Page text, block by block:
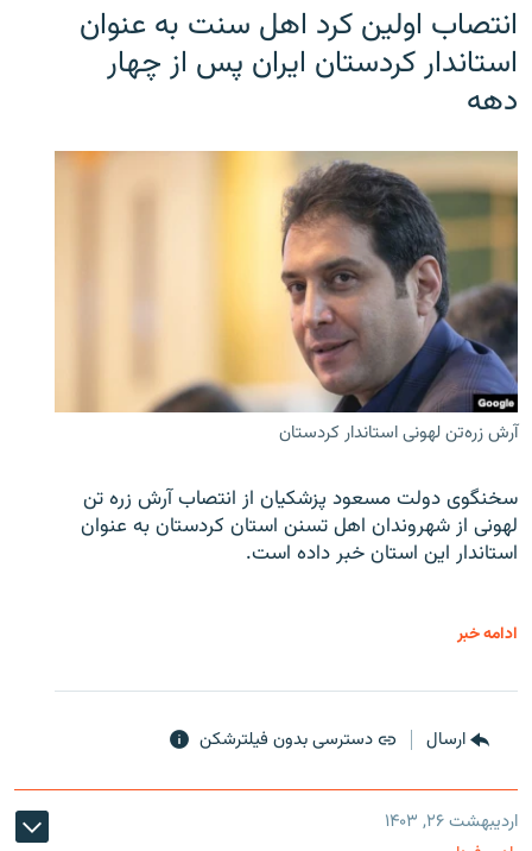
انتصاب اولین کرد اهل سنت به عنوان
استاندار کردستان ایران پس از چهار
دهه
آرش زره‌تن لهونی استاندار کردستان
سخنگوی دولت مسعود پزشکیان از انتصاب آرش زره تن
لهونی از شهروندان اهل تسنن استان کردستان به عنوان
استاندار این استان خبر داده است.
ادامه خبر
ارسال دسترسی بدون فیلترشکن
اردیبهشت ۲۶, ۱۴۰۳